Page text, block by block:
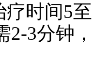
疗时间5
2-3分钟